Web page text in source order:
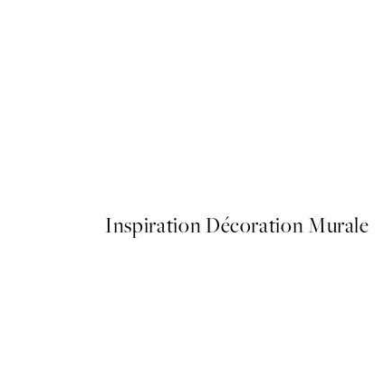
Inspiration Décoration Murale